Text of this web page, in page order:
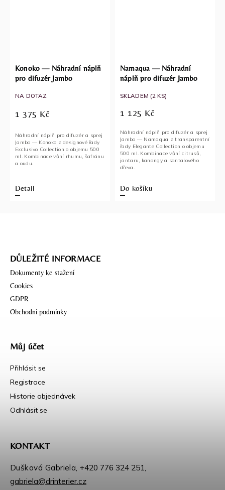
Konoko — Náhradní náplň
pro difuzér Jambo
NA DOTAZ
1 375 Kč
Detail
Náhradní náplň pro difuzér a sprej
Jambo — Konoko z designové řady
Exclusivo Collection o objemu 500
ml. Kombinace vůní rhumu, šafránu
Namaqua — Náhradní
náplň pro difuzér Jambo
SKLADEM (2 KS)
1 125 Kč
Do košíku
Náhradní náplň pro difuzér a sprej
Jambo — Namaqua z transparentní
řady Elegante Collection o objemu
500 ml. Kombinace vůní citrusů,
jantaru, kanangy a santalového
DŮLEŽITÉ INFORMACE
Dokumenty ke stažení
Cookies
GDPR
Obchodní podmínky
Můj účet
Přihlásit se
Registrace
Historie objednávek
Odhlásit se
KONTAKT
Dušková Gabriela,+420 776 324 251,
gabriela@drinterier.cz